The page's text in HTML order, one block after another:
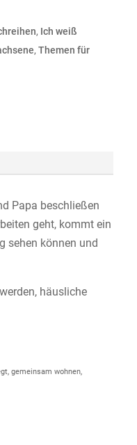
, Ich weiß
, Themen für
Papa beschließen
geht, kommt ein
sehen können und
häusliche
gemeinsam wohnen,